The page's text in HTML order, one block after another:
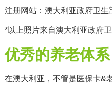
注册网站：澳大利亚政府卫生
*以上照片来自澳大利亚政府
优秀的养老体系
在澳大利亚，不管是医保卡&